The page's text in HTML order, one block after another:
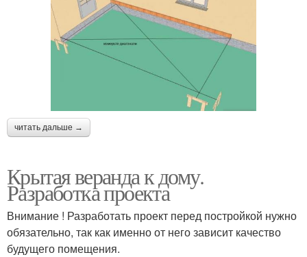
читать дальше →
Крытая веранда к дому.
Разработка проекта
Внимание ! Разработать проект перед постройкой нужно
обязательно, так как именно от него зависит качество
будущего помещения.